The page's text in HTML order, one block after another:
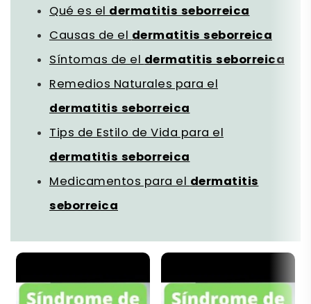
Qué es eldermatitis seborreica
Causas de eldermatitis seborreica
Síntomas de eldermatitis seborreica
Remedios Naturales para el
dermatitis seborreica
Tips de Estilo de Vida para el
dermatitis seborreica
Medicamentos para eldermatitis
seborreica